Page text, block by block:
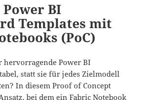
BI
Templates mit
(PoC)
hervorragende Power BI
statt sie für jedes Zielmodell
In diesem Proof of Concept
bei dem ein Fabric Notebook